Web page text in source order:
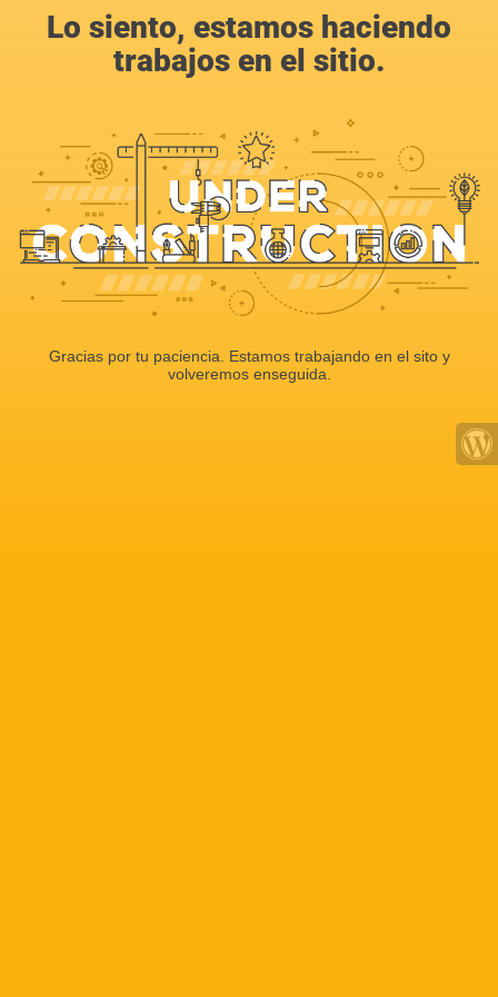
Lo siento, estamos haciendo
trabajos en el sitio.
Gracias por tu paciencia. Estamos trabajando en el sito y
volveremos enseguida.